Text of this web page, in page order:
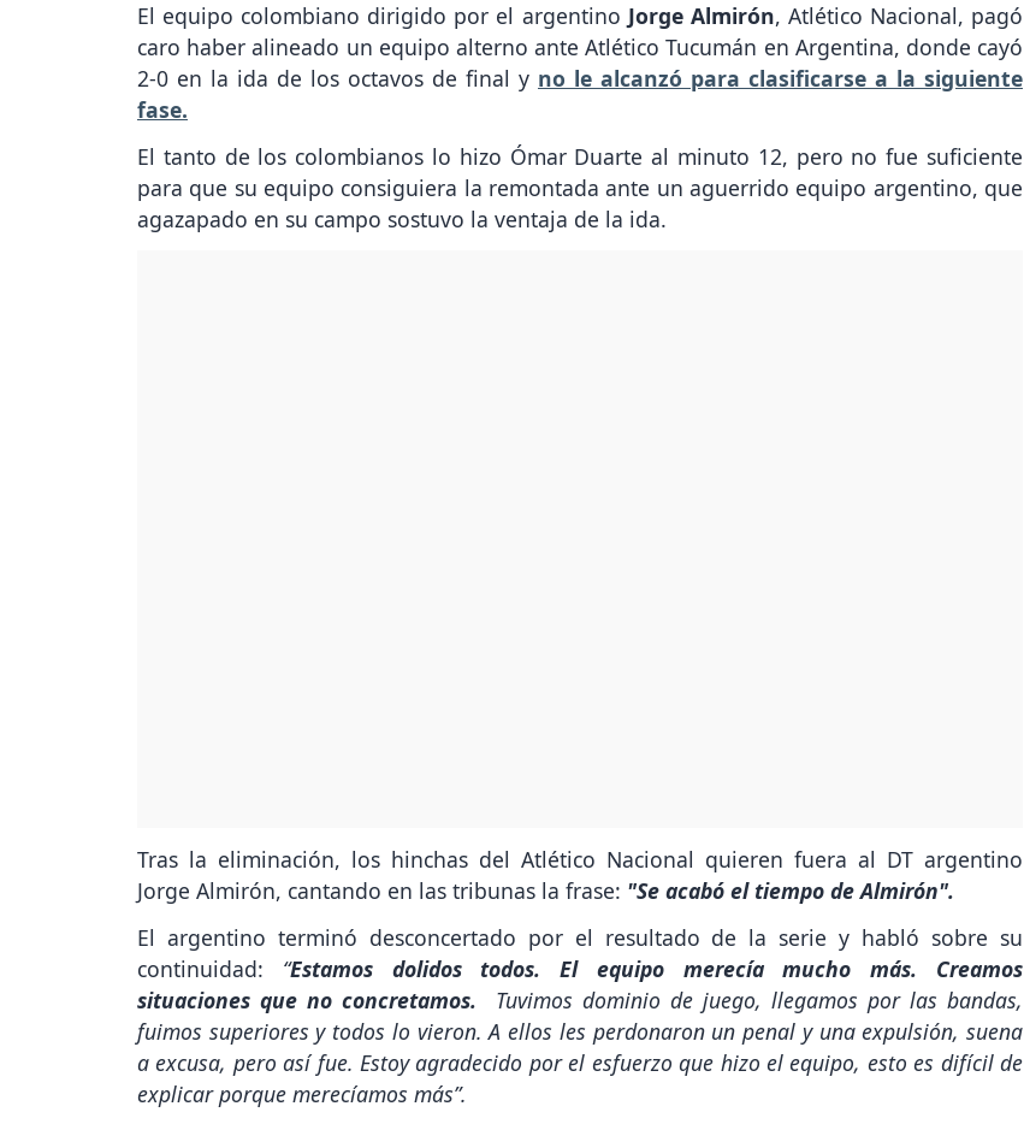
El equipo colombiano dirigido por el argentino Jorge Almirón, Atlético Nacional, pagó
caro haber alineado un equipo alterno ante Atlético Tucumán en Argentina, donde cayó
2-0 en la ida de los octavos de final y no le alcanzó para clasificarse a la siguiente
fase.
El tanto de los colombianos lo hizo Ómar Duarte al minuto 12, pero no fue suficiente
para que su equipo consiguiera la remontada ante un aguerrido equipo argentino, que
agazapado en su campo sostuvo la ventaja de la ida.
Tras la eliminación, los hinchas del Atlético Nacional quieren fuera al DT argentino
Jorge Almirón, cantando en las tribunas la frase: "Se acabó el tiempo de Almirón".
El argentino terminó desconcertado por el resultado de la serie y habló sobre su
continuidad: “Estamos dolidos todos. El equipo merecía mucho más. Creamos
situaciones que no concretamos. Tuvimos dominio de juego, llegamos por las bandas,
fuimos superiores y todos lo vieron. A ellos les perdonaron un penal y una expulsión, suena
a excusa, pero así fue. Estoy agradecido por el esfuerzo que hizo el equipo, esto es difícil de
explicar porque merecíamos más”.